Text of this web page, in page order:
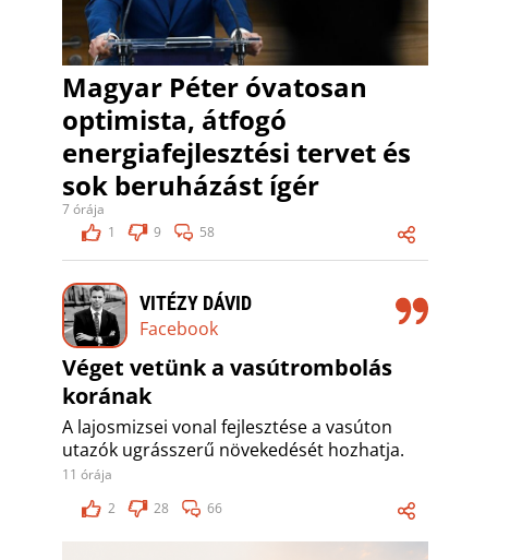
Magyar Péter óvatosan
optimista, átfogó
energiafejlesztési tervet és
sok beruházást ígér
7 órája
1
9 58
VITÉZY DÁVID
Facebook
Véget vetünk a vasútrombolás
korának
A lajosmizsei vonal fejlesztése a vasúton
utazók ugrásszerű növekedését hozhatja.
11 órája
2
28 66